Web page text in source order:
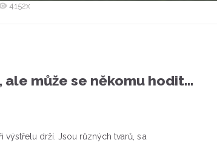
4152x
ale může se někomu hodit…
výstřelu drží. Jsou různých tvarů, s a